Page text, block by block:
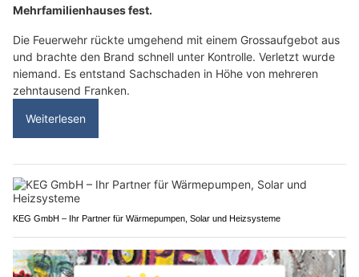
Mehrfamilienhauses fest.
Die Feuerwehr rückte umgehend mit einem Grossaufgebot aus
und brachte den Brand schnell unter Kontrolle. Verletzt wurde
niemand. Es entstand Sachschaden in Höhe von mehreren
zehntausend Franken.
Weiterlesen
KEG GmbH – Ihr Partner für Wärmepumpen, Solar und Heizsysteme